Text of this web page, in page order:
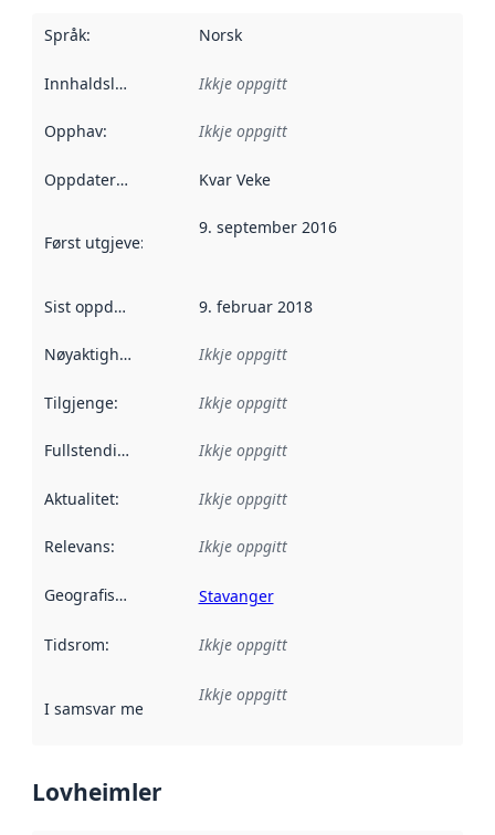
Språk: Norsk
Innhaldsleverandørar :
Ikkje oppgitt
Opphav: Ikkje oppgitt
Oppdateringsfrekvens :
Kvar Veke
Først utgjeve: Denne datoen seier når dataa i dette
9. september 2016
Sist oppdatert 9. februar 2018
Nøyaktigheit Ikkje oppgitt
Tilgjenge: Ikkje oppgitt
Fullstendigheit Ikkje oppgitt
Aktualitet: Ikkje oppgitt
Relevans: Ikkje oppgitt
Geografisk område Stavanger
Tidsrom: Ikkje oppgitt
I samsvar med Referanse til ei implementeringsregel eller
Ikkje oppgitt
Lovheimler